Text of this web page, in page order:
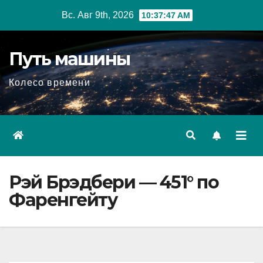
Вс. Авг 9th, 2026 10:37:49 AM
Путь машины
Колесо времени
Рэй Брэдбери — 451° по
Фаренгейту